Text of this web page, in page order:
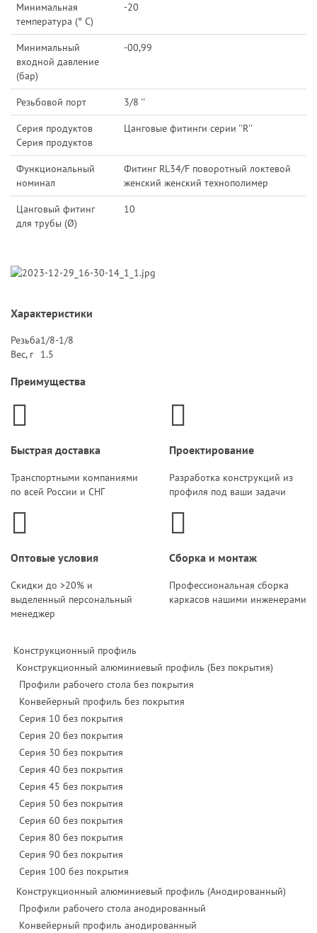
Минимальная
температура (° C)
-20
Минимальный
входной давление
(бар)
-00,99
Резьбовой порт 3/8 ''
Серия продуктов
Серия продуктов
Цанговые фитинги серии ''R''
Функциональный
номинал
Фитинг RL34/F поворотный локтевой
женский женский технополимер
Цанговый фитинг
для трубы (Ø)
10
Характеристики
Резьба1/8-1/8
Вес, г
1.5
Преимущества
Быстрая доставка
Транспортными компаниями
по всей России и СНГ
Проектирование
Разработка конструкций из
профиля под ваши задачи
Оптовые условия
Скидки до >20% и
выделенный персональный
менеджер
Сборка и монтаж
Профессиональная сборка
каркасов нашими инженерами
Конструкционный профиль
Конструкционный алюминиевый профиль (Без покрытия)
Профили рабочего стола без покрытия
Конвейерный профиль без покрытия
Серия 10 без покрытия
Серия 20 без покрытия
Серия 30 без покрытия
Серия 40 без покрытия
Серия 45 без покрытия
Серия 50 без покрытия
Серия 60 без покрытия
Серия 80 без покрытия
Серия 90 без покрытия
Серия 100 без покрытия
Конструкционный алюминиевый профиль (Анодированный)
Профили рабочего стола анодированный
Конвейерный профиль анодированный